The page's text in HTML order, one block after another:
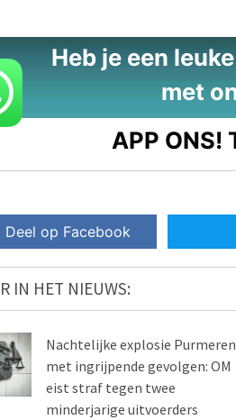
Heb je een
met
APP ONS!
Deel op Facebook
IN HET NIEUWS:
Nachtelijke explosie
met ingrijpende gevolgen: OM
eist straf tegen twee
minderjarige uitvoerders